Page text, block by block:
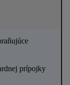
prípojky